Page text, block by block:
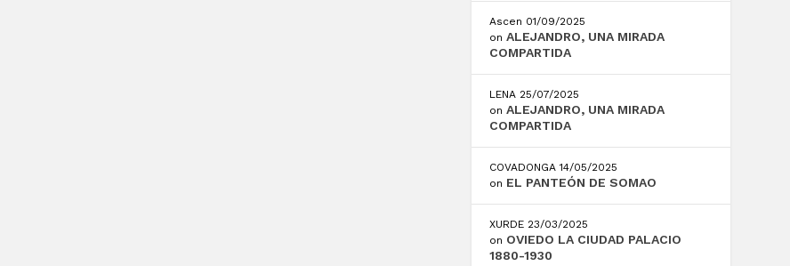
Ascen 01/09/2025
onALEJANDRO, UNA MIRADA
COMPARTIDA
LENA 25/07/2025
onALEJANDRO, UNA MIRADA
COMPARTIDA
COVADONGA 14/05/2025
on EL PANTEÓN DE SOMAO
XURDE 23/03/2025
on OVIEDO LA CIUDAD PALACIO
1880-1930